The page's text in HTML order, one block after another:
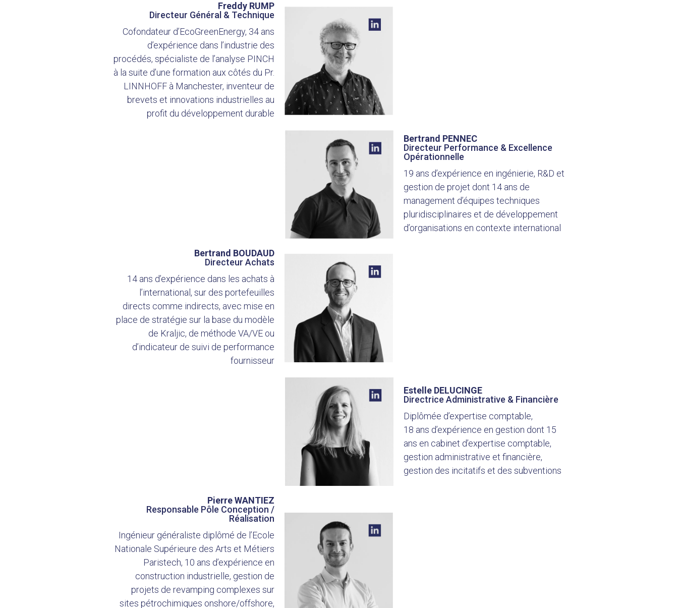
Freddy RUMP
Directeur Général & Technique
Cofondateur d’EcoGreenEnergy, 34 ans
d’expérience dans l’industrie des
procédés, spécialiste de l’analyse PINCH
à la suite d’une formation aux côtés du Pr.
LINNHOFF à Manchester, inventeur de
brevets et innovations industrielles au
profit du développement durable
Bertrand PENNEC
Directeur Performance & Excellence
Opérationnelle
19 ans d’expérience en ingénierie, R&D et
gestion de projet dont 14 ans de
management d’équipes techniques
pluridisciplinaires et de développement
d’organisations en contexte international
Bertrand BOUDAUD
Directeur Achats
14 ans d’expérience dans les achats à
l’international, sur des portefeuilles
directs comme indirects, avec mise en
place de stratégie sur la base du modèle
de Kraljic, de méthode VA/VE ou
d’indicateur de suivi de performance
fournisseur
Estelle DELUCINGE
Directrice Administrative & Financière
Diplômée d’expertise comptable,
18 ans d’expérience en gestion dont 15
ans en cabinet d’expertise comptable,
gestion administrative et financière,
gestion des incitatifs et des subventions
Pierre WANTIEZ
Responsable Pôle Conception /
Réalisation
Ingénieur généraliste diplômé de l’Ecole
Nationale Supérieure des Arts et Métiers
Paristech, 10 ans d’expérience en
construction industrielle, gestion de
projets de revamping complexes sur
sites pétrochimiques onshore/offshore,